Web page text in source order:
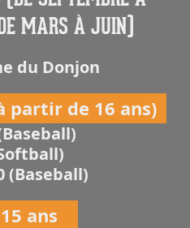
MARS À JUIN)
du Donjon
partir de 16 ans)
(Baseball)
ans